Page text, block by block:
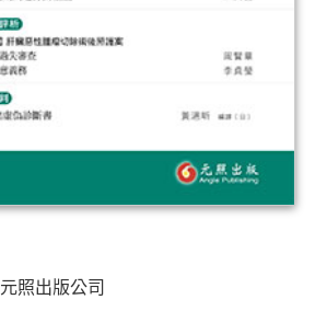
元照出版公司